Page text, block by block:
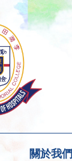
關於我們